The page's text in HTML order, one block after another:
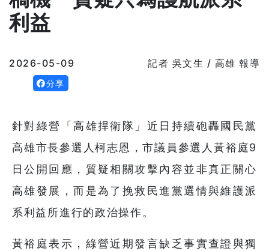
利益
2026-05-09 記者 吳文生 / 高雄 報導
分享
針對綠營「高雄捍衛隊」近日持續砲轟國民黨
高雄市長參選人柯志恩，市議員參選人黃裕庭9
日公開回應，質疑相關攻擊內容並非真正關心
高雄發展，而是為了挽救民進黨選情與維護派
系利益所進行的政治操作。
黃裕庭表示，綠營近期發言缺乏事實查證與獨